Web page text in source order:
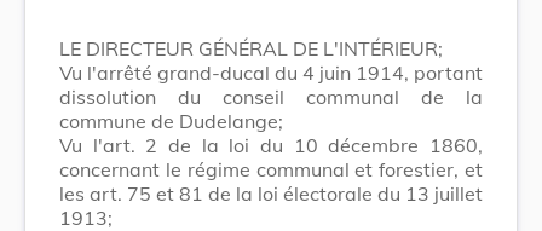
LE DIRECTEUR GÉNÉRAL DE L'INTÉRIEUR;
Vu l'arrêté grand-ducal du 4 juin 1914, portant
dissolution du conseil communal de la
commune de Dudelange;
Vu l'art. 2 de la loi du 10 décembre 1860,
concernant le régime communal et forestier, et
les art. 75 et 81 de la loi électorale du 13 juillet
1913;